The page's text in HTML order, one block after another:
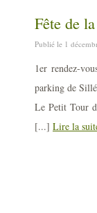
Fête de
Publié le 1
1er rendez-
parking de
Le Petit Tour
[...] Lire la